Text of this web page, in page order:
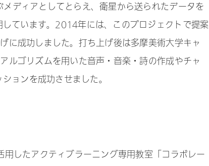
ディアとしてとらえ、衛星から送られたデータを
ています。2014年には、このプロジェクトで提案
に成功しました。打ち上げ後は多摩美術大学キャ
ルゴリズムを用いた音声・音楽・詩の作成やチャ
ョンを成功させました。
したアクティブラーニング専用教室「コラボレー